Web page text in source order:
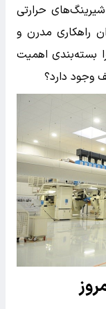
حرارتی
راهکاری مدرن و
بسته‌بندی اهمیت
وجود دارد؟